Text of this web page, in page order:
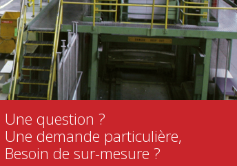
Une question ?
Une demande particulière,
Besoin de sur-mesure ?